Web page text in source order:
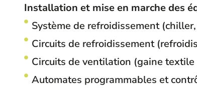
Installation et mise en marche des
Système de refroidissement
Circuits de refroidissement
Circuits de ventilation (gaine
Automates programmables et